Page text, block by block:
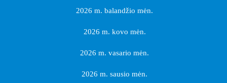
2026 m. balandžio mėn.
2026 m. kovo mėn.
2026 m. vasario mėn.
2026 m. sausio mėn.